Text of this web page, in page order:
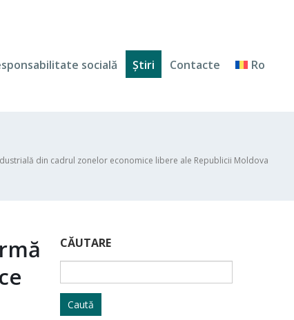
socială Ştiri Contacte Ro
din cadrul zonelor economice libere ale Republicii Moldova
CĂUTARE
după: